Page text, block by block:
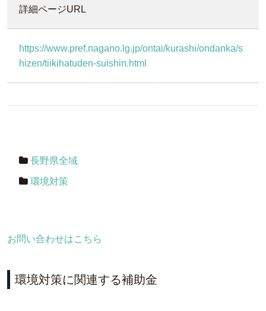
詳細ページURL
https://www.pref.nagano.lg.jp/ontai/kurashi/ondanka/s
hizen/tiikihatuden-suishin.html
長野県全域
環境対策
お問い合わせはこちら
環境対策に関連する補助金